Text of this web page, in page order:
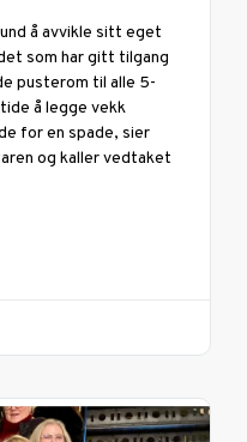
å avvikle sitt eget
som har gitt tilgang
pusterom til alle 5-
å legge vekk
for en spade, sier
og kaller vedtaket